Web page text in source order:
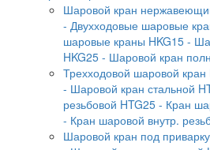
Шаровой кран
- Двухходовые шаровые
шаровые краны HKG15 -
HKG25 - Шаровой кран
Трехходовой шаровой кран
- Шаровой кран стальной
резьбовой HTG25 - Кран
- Кран шаровой внутр.
Шаровой кран под